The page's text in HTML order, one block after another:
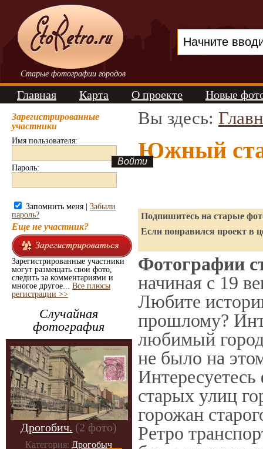
Старые фотографии городов
Главная Карта О проекте Новые
Зарегистрированные
участники
Имя пользователя:
Пароль:
Запомнить меня | Забыли
пароль?
Еще не участник?
Зарегистрированные участники
могут размещать свои фото,
следить за комментариями и
многое другое... Все плюсы
регистрации >>
Случайная
фотография
Дрогобич. (2 фото)
Категория: Дрогобыч
Вы здесь:
Южный
Подпишитесь на старые
Если понравился проект в
Фотографии
начиная с 19
Любите
прошлому?
любимый
не было на
Интересуетесь
старых улиц
горожан
Ретро